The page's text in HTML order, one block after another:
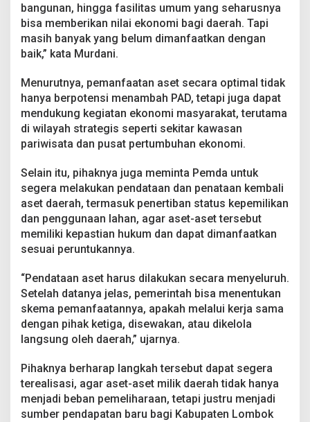
bangunan, hingga fasilitas umum yang seharusnya
bisa memberikan nilai ekonomi bagi daerah. Tapi
masih banyak yang belum dimanfaatkan dengan
baik,” kata Murdani.
Menurutnya, pemanfaatan aset secara optimal tidak
hanya berpotensi menambah PAD, tetapi juga dapat
mendukung kegiatan ekonomi masyarakat, terutama
di wilayah strategis seperti sekitar kawasan
pariwisata dan pusat pertumbuhan ekonomi.
Selain itu, pihaknya juga meminta Pemda untuk
segera melakukan pendataan dan penataan kembali
aset daerah, termasuk penertiban status kepemilikan
dan penggunaan lahan, agar aset-aset tersebut
memiliki kepastian hukum dan dapat dimanfaatkan
sesuai peruntukannya.
“Pendataan aset harus dilakukan secara menyeluruh.
Setelah datanya jelas, pemerintah bisa menentukan
skema pemanfaatannya, apakah melalui kerja sama
dengan pihak ketiga, disewakan, atau dikelola
langsung oleh daerah,” ujarnya.
Pihaknya berharap langkah tersebut dapat segera
terealisasi, agar aset-aset milik daerah tidak hanya
menjadi beban pemeliharaan, tetapi justru menjadi
sumber pendapatan baru bagi Kabupaten Lombok